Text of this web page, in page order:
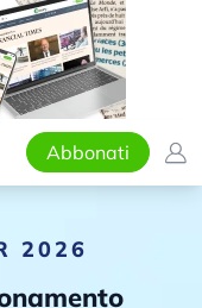
Abbonati
2026